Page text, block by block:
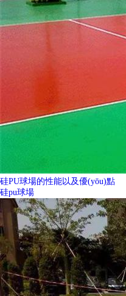
硅PU球場的性能以及優(yōu)點
硅pu球場